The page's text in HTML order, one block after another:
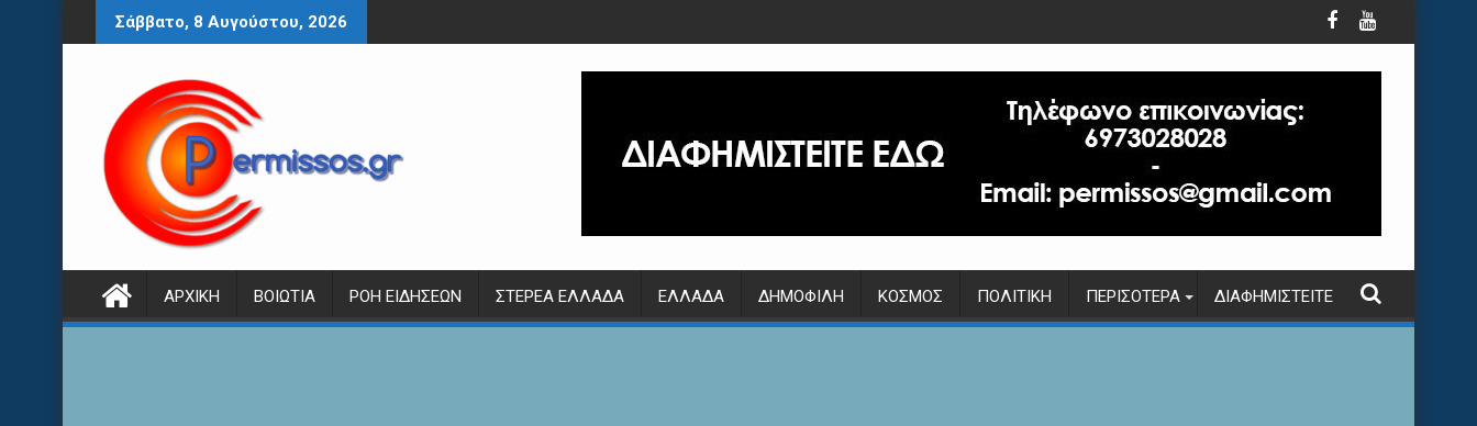
Περάστε
στο
Σάββατο, 8 Αυγούστου, 2026
ΑΡΧΙΚΉ ΒΟΙΩΤΊΑ ΡΟΉ ΕΙΔΉΣΕΩΝ ΣΤΕΡΕΆ ΕΛΛΆΔΑ ΕΛΛΆΔΑ ΔΗΜΟΦΙΛΉ ΚΌΣΜΟΣ ΠΟΛΙΤΙΚΉ ΠΕΡΙΣΌΤΕΡΑ ΔΙΑΦΗΜΙΣΤΕΊΤΕ